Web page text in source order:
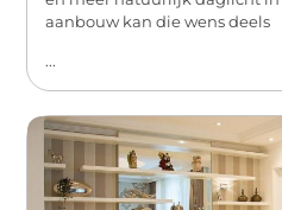
aanbouw kan die wens deels
...